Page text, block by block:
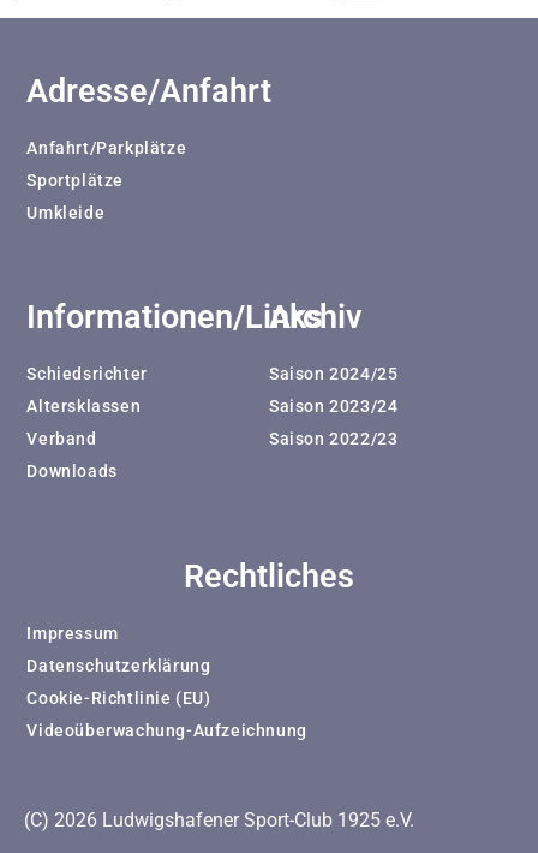
Adresse/Anfahrt
Anfahrt/Parkplätze
Sportplätze
Umkleide
Informationen/Links
Schiedsrichter
Altersklassen
Verband
Downloads
Archiv
Saison 2024/25
Saison 2023/24
Saison 2022/23
Rechtliches
Impressum
Datenschutzerklärung
Cookie-Richtlinie (EU)
Videoüberwachung-Aufzeichnung
(C) 2026 Ludwigshafener Sport-Club 1925 e.V.